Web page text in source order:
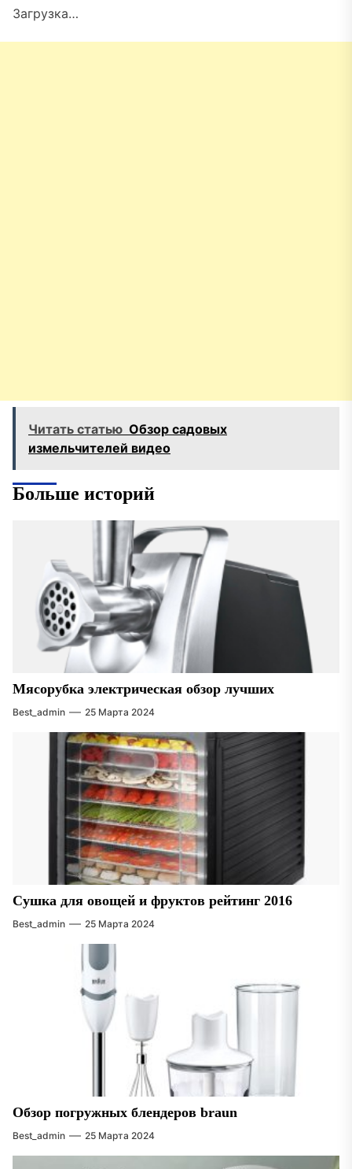
Загрузка…
Читать статью Обзор садовых
измельчителей видео
Больше историй
Мясорубка электрическая обзор лучших
Best_admin 25 Марта 2024
Сушка для овощей и фруктов рейтинг 2016
Best_admin 25 Марта 2024
Обзор погружных блендеров braun
Best_admin 25 Марта 2024